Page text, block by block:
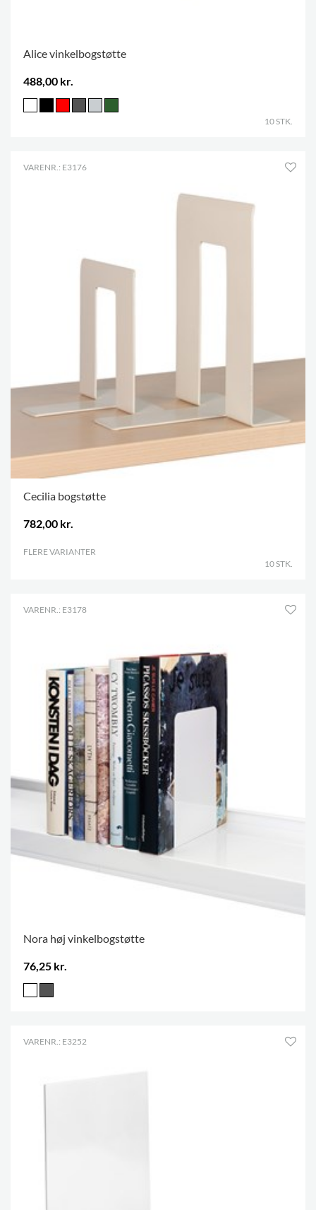
Alice vinkelbogstøtte
488,00 kr.
10 STK.
VARENR.: E3176
Cecilia bogstøtte
782,00 kr.
FLERE VARIANTER
10 STK.
VARENR.: E3178
Nora høj vinkelbogstøtte
76,25 kr.
VARENR.: E3252